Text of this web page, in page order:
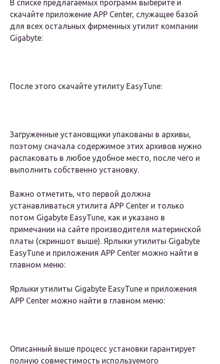
В списке предлагаемых программ выберите и
скачайте приложение APP Center, служащее базой
для всех остальных фирменных утилит компании
Gigabyte:
После этого скачайте утилиту EasyTune:
Загруженные установщики упакованы в архивы,
поэтому сначала содержимое этих архивов нужно
распаковать в любое удобное место, после чего и
выполнить собственно установку.
Важно отметить, что первой должна
устанавливаться утилита APP Center и только
потом Gigabyte EasyTune, как и указано в
примечании на сайте производителя материнской
платы (скриншот выше). Ярлыки утилиты Gigabyte
EasyTune и приложения APP Center можно найти в
главном меню:
Ярлыки утилиты Gigabyte EasyTune и приложения
APP Center можно найти в главном меню:
Описанный выше процесс установки гарантирует
полную совместимость используемого